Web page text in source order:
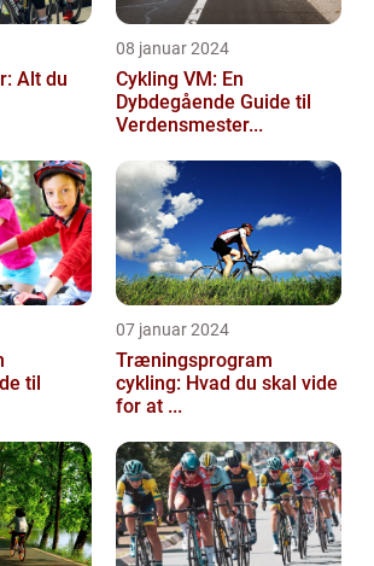
Alt du
08 januar 2024
Cykling VM: En
Dybdegående Guide til
Verdensmester...
til
07 januar 2024
Træningsprogram
cykling: Hvad du skal vide
for at ...